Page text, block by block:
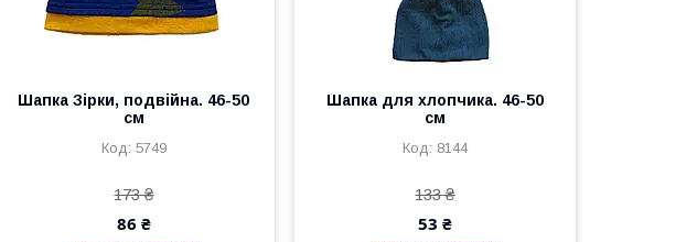
Шапка Зірки, подвійна. 46-50
см
5749
173 ₴
86 ₴
Шапка для хлопчика. 46-50
см
8144
133 ₴
53 ₴